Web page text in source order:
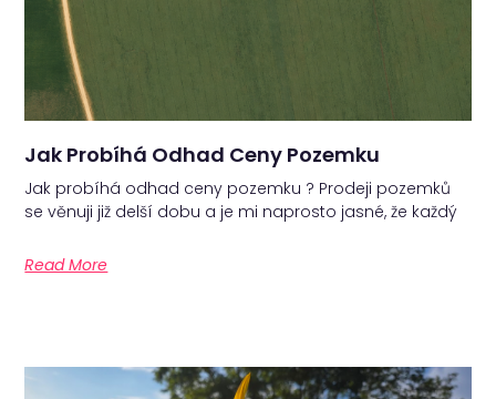
Jak Probíhá Odhad Ceny Pozemku
Jak probíhá odhad ceny pozemku ? Prodeji pozemků
se věnuji již delší dobu a je mi naprosto jasné, že každý
Read More